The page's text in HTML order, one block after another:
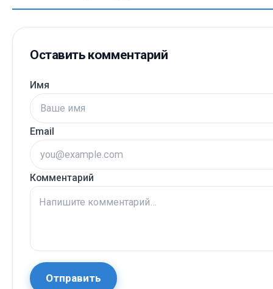
Оставить комментарий
Имя
Email
Комментарий
Отправить